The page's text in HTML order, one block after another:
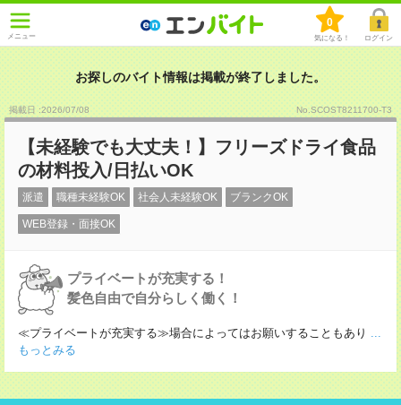
メニュー
0
気になる！ ログイン
お探しのバイト情報は掲載が終了しました。
掲載日 :2026/07/08 No.SCOST8211700-T3
【未経験でも大丈夫！】フリーズドライ食品
の材料投入/日払いOK
派遣 職種未経験OK 社会人未経験OK ブランクOK
WEB登録・面接OK
プライベートが充実する！
髪色自由で自分らしく働く！
≪プライベートが充実する≫場合によってはお願いすることもあり ...
もっとみる